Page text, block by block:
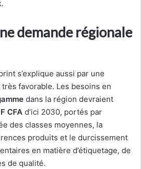
demande régionale
s’explique aussi par une
favorable. Les besoins en
dans la région devraient
CFA d’ici 2030, portés par
des classes moyennes, la
produits et le durcissement
en matière d’étiquetage, de
de qualité.